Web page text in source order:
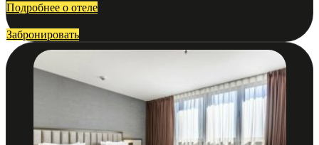
Подробнее о отеле
Забронировать